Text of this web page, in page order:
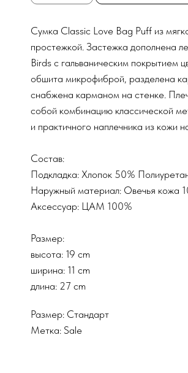
Сумка Classic Love Bag Puff из
простежкой. Застежка дополнена
Birds с гальваническим покрытием
обшита микрофиброй, разделена
снабжена карманом на стенке.
собой комбинацию классической
и практичного наплечника из кожи
Состав:
Подкладка: Хлопок 50%
Наружный материал: Овечья кожа
Аксессуар: ЦАМ 100%
Размер:
высота: 19 cm
ширина: 11 cm
длина: 27 cm
Размер: Стандарт
Метка: Sale